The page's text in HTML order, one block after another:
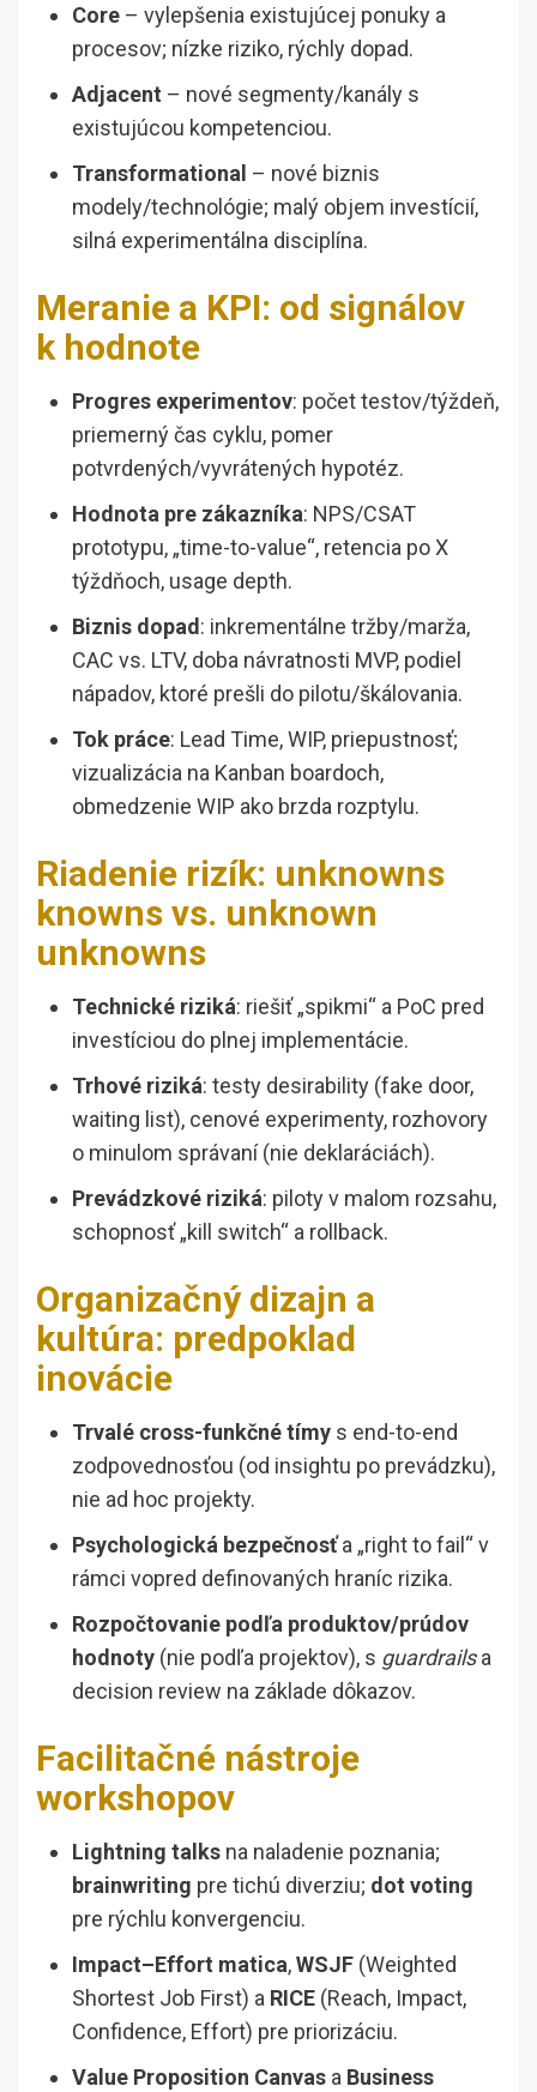
Core – vylepšenia existujúcej ponuky a
procesov; nízke riziko, rýchly dopad.
Adjacent – nové segmenty/kanály s
existujúcou kompetenciou.
Transformational – nové biznis
modely/technológie; malý objem investícií,
silná experimentálna disciplína.
Meranie a KPI: od signálov
k hodnote
Progres experimentov: počet testov/týždeň,
priemerný čas cyklu, pomer
potvrdených/vyvrátených hypotéz.
Hodnota pre zákazníka: NPS/CSAT
prototypu, „time-to-value“, retencia po X
týždňoch, usage depth.
Biznis dopad: inkrementálne tržby/marža,
CAC vs. LTV, doba návratnosti MVP, podiel
nápadov, ktoré prešli do pilotu/škálovania.
Tok práce: Lead Time, WIP, priepustnosť;
vizualizácia na Kanban boardoch,
obmedzenie WIP ako brzda rozptylu.
Riadenie rizík: unknowns
knowns vs. unknown
unknowns
Technické riziká: riešiť „spikmi“ a PoC pred
investíciou do plnej implementácie.
Trhové riziká: testy desirability (fake door,
waiting list), cenové experimenty, rozhovory
o minulom správaní (nie deklaráciách).
Prevádzkové riziká: piloty v malom rozsahu,
schopnosť „kill switch“ a rollback.
Organizačný dizajn a
kultúra: predpoklad
inovácie
Trvalé cross-funkčné tímy s end-to-end
zodpovednosťou (od insightu po prevádzku),
nie ad hoc projekty.
Psychologická bezpečnosťa „right to fail“ v
rámci vopred definovaných hraníc rizika.
Rozpočtovanie podľa produktov/prúdov
hodnoty (nie podľa projektov), s guardrailsa
decision review na základe dôkazov.
Facilitačné nástroje
workshopov
Lightning talks na naladenie poznania;
brainwriting pre tichú diverziu; dot voting
pre rýchlu konvergenciu.
Impact–Effort matica,WSJF (Weighted
Shortest Job First) a RICE (Reach, Impact,
Confidence, Effort) pre priorizáciu.
Value Proposition Canvas a Business